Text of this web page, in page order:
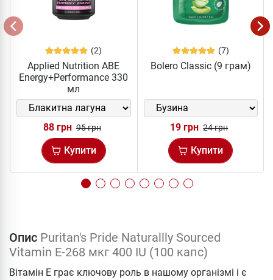
(2)
Applied Nutrition ABE
Energy+Performance 330
мл
88 грн 95 грн
Купити
(7)
Bolero Classic (9 грам)
19 грн 24 грн
Купити
Опис Puritan's Pride Naturallly Sourced
Vitamin E-268 мкг 400 IU (100 капс)
Вітамін E грає ключову роль в нашому організмі і є